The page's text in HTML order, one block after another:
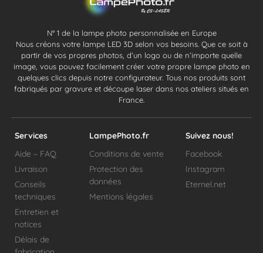
N° 1 de la lampe photo personnalisée en Europe
Nous créons votre lampe LED 3D selon vos besoins. Que ce soit à
partir de vos propres photos, d’un logo ou de n’importe quelle
image, vous pouvez facilement créer votre propre lampe photo en
quelques clics depuis notre configurateur. Tous nos produits sont
fabriqués par gravure et découpe laser dans nos ateliers situés en
France.
Services
Aide – FAQ
Livraison
Conseils
techniques
Entretien et
notices
Délais de
LampePhoto.fr
Conditions de vente
Protection des
données
Mentions légales
Suivez nous!
Facebook
Instagram
Eternel.net